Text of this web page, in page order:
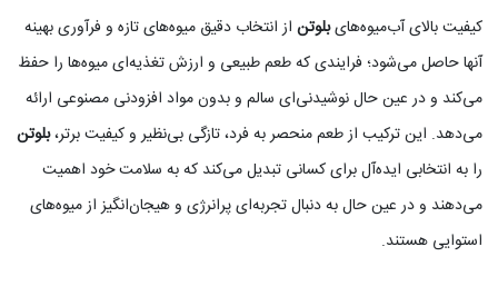
کیفیت بالای آب‌میوه‌هایبلوتن از انتخاب دقیق میوه‌های تازه و فرآوری بهینه
آنها حاصل می‌شود؛ فرایندی که طعم طبیعی و ارزش تغذیه‌ای میوه‌ها را حفظ
می‌کند و در عین حال نوشیدنی‌ای سالم و بدون مواد افزودنی مصنوعی ارائه
می‌دهد. این ترکیب از طعم منحصر به فرد، تازگی بی‌نظیر و کیفیت برتر،بلوتن
را به انتخابی ایده‌آل برای کسانی تبدیل می‌کند که به سلامت خود اهمیت
می‌دهند و در عین حال به دنبال تجربه‌ای پرانرژی و هیجان‌انگیز از میوه‌های
استوایی هستند.